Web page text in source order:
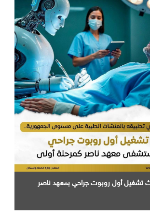
تشغيل أول روبوت جراحي بمعهد ناصر